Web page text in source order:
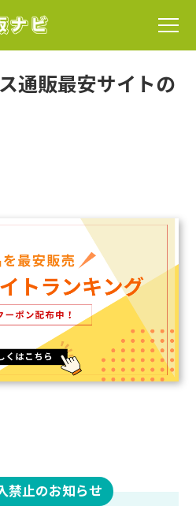
通販最安サイトの
禁止のお知らせ